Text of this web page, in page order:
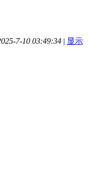
7-10 03:49:34 | 显示